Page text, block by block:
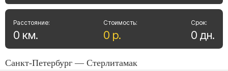
Стоимость:
0 р.
Расстояние:
0 км.
Срок:
0 дн.
Санкт-Петербург — Стерлитамак